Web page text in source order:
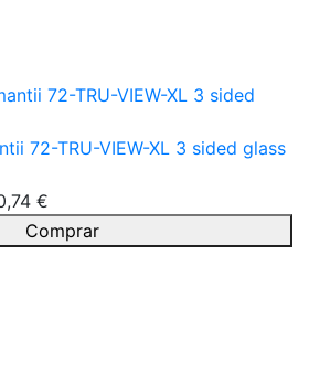
72-TRU-VIEW-XL 3 sided glass
€
Comprar